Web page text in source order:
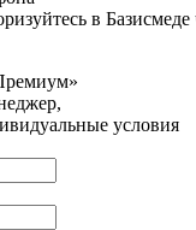
в
условия